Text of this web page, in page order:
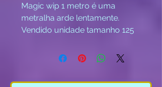
Magic wip 1 metro é uma
metralha arde lentamente.
Vendido unidade tamanho 125
Categoria F2.